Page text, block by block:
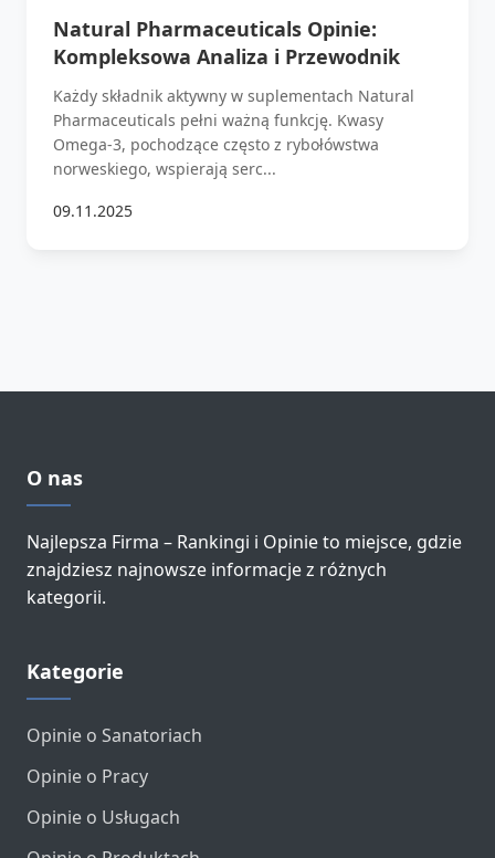
Natural Pharmaceuticals Opinie:
Kompleksowa Analiza i Przewodnik
Każdy składnik aktywny w suplementach Natural
Pharmaceuticals pełni ważną funkcję. Kwasy
Omega-3, pochodzące często z rybołówstwa
norweskiego, wspierają serc...
09.11.2025
O nas
Najlepsza Firma – Rankingi i Opinie to miejsce, gdzie
znajdziesz najnowsze informacje z różnych
kategorii.
Kategorie
Opinie o Sanatoriach
Opinie o Pracy
Opinie o Usługach